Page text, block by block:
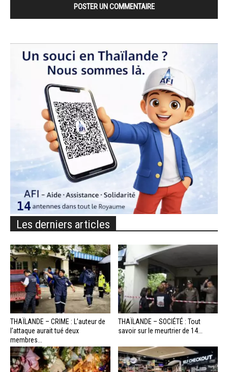
Les derniers articles
THAÏLANDE – CRIME : L’auteur de
l’attaque aurait tué deux
membres...
THAÏLANDE – SOCIÉTÉ : Tout
savoir sur le meurtrier de 14...